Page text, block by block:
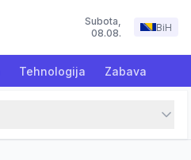
Subota,
08.08.
BiH
Tehnologija Zabava